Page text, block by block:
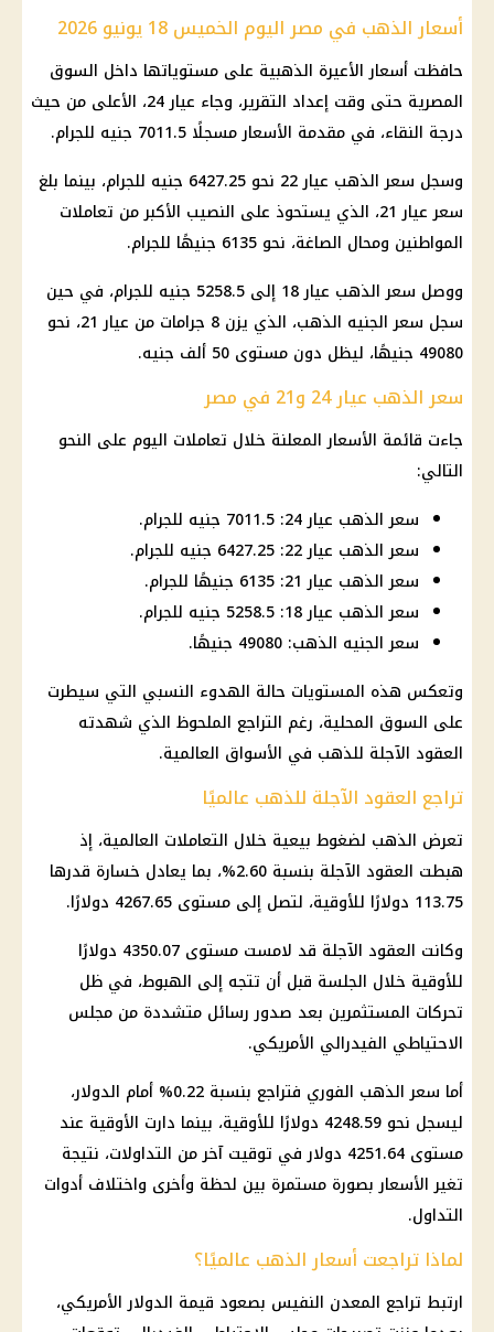
أسعار الذهب في مصر اليوم الخميس 18 يونيو 2026
حافظت أسعار الأعيرة الذهبية على مستوياتها داخل السوق
المصرية حتى وقت إعداد التقرير، وجاء عيار 24، الأعلى من حيث
درجة النقاء، في مقدمة الأسعار مسجلًا 7011.5 جنيه للجرام.
وسجل سعر الذهب عيار 22 نحو 6427.25 جنيه للجرام، بينما بلغ
سعر عيار 21، الذي يستحوذ على النصيب الأكبر من تعاملات
المواطنين ومحال الصاغة، نحو 6135 جنيهًا للجرام.
ووصل سعر الذهب عيار 18 إلى 5258.5 جنيه للجرام، في حين
سجل سعر الجنيه الذهب، الذي يزن 8 جرامات من عيار 21، نحو
49080 جنيهًا، ليظل دون مستوى 50 ألف جنيه.
سعر الذهب عيار 24 و21 في مصر
جاءت قائمة الأسعار المعلنة خلال تعاملات اليوم على النحو
التالي:
سعر الذهب عيار 24: 7011.5 جنيه للجرام.
سعر الذهب عيار 22: 6427.25 جنيه للجرام.
سعر الذهب عيار 21: 6135 جنيهًا للجرام.
سعر الذهب عيار 18: 5258.5 جنيه للجرام.
سعر الجنيه الذهب: 49080 جنيهًا.
وتعكس هذه المستويات حالة الهدوء النسبي التي سيطرت
على السوق المحلية، رغم التراجع الملحوظ الذي شهدته
العقود الآجلة للذهب في الأسواق العالمية.
تراجع العقود الآجلة للذهب عالميًا
تعرض الذهب لضغوط بيعية خلال التعاملات العالمية، إذ
هبطت العقود الآجلة بنسبة 2.60%، بما يعادل خسارة قدرها
113.75 دولارًا للأوقية، لتصل إلى مستوى 4267.65 دولارًا.
وكانت العقود الآجلة قد لامست مستوى 4350.07 دولارًا
للأوقية خلال الجلسة قبل أن تتجه إلى الهبوط، في ظل
تحركات المستثمرين بعد صدور رسائل متشددة من مجلس
الاحتياطي الفيدرالي الأمريكي.
أما سعر الذهب الفوري فتراجع بنسبة 0.22% أمام الدولار،
ليسجل نحو 4248.59 دولارًا للأوقية، بينما دارت الأوقية عند
مستوى 4251.64 دولار في توقيت آخر من التداولات، نتيجة
تغير الأسعار بصورة مستمرة بين لحظة وأخرى واختلاف أدوات
التداول.
لماذا تراجعت أسعار الذهب عالميًا؟
ارتبط تراجع المعدن النفيس بصعود قيمة الدولار الأمريكي،